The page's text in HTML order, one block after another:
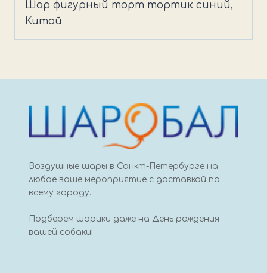
торт
Шар фигурный торт тортик синий,
Китай
Воздушные шары в Санкт-Петербурге на
любое ваше мероприятие с доставкой по
всему городу.
Подберем шарики даже на День рождения
вашей собаки!